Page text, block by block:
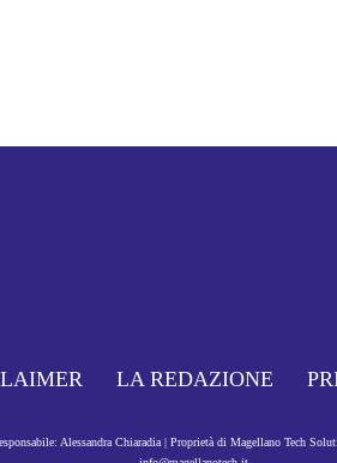
LA REDAZIONE
Alessandra Chiaradia | Proprietà di Magellano Tech